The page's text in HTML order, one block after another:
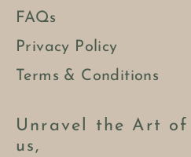
FAQs
Privacy Policy
Terms & Conditions
Unravel the Art
us,